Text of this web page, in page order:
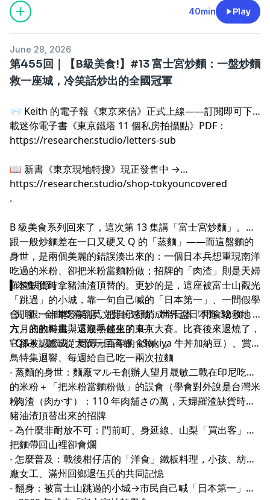
40min Play
June 28, 2026
第455回｜【B級美食!】#13 富士宮炒麵：一盤炒麵
救一座城，冷笑話炒出的全國冠軍
📨 Keith 的電子報《東京來信》正式上線——訂閱即可下
載迷你電子書《東京鐵塔 11 個私房拍攝點》PDF：
https://researcher.studio/letters-sub
.
📖 新書《東京現地特搜》現正發售中 →
https://researcher.studio/shop-tokyouncovered
.
B 級美食系列回來了，這次第 13 集講「富士宮炒麵」。它
跟一般炒麵差在一口又硬又 Q 的「蒸麵」——而這盤麵的
身世，是兩個美麗的錯誤湊出來的：一個日本兵想重現南洋
吃過的米粉、卻把米粉當麵粉做；招牌的「肉渣」則是天婦
羅渣缺貨時拿豬油渣頂替的。更妙的是，這座被富士山觀光
「跳過」的小城，靠一句自己喊的「日本第一」、一間假學
會、跟一卡車冷笑話，把自己行銷成全日本「用食物救地
方」的教科書，還順手催生了 B-1 大賽。比賽後來退燒了，
它卻被認證成「要傳一百年的食物」。
.
▍本集聊到
- 閒聊：金曲獎看到莫文蔚的感動、世界盃日本進 32 強、
六月底的颱風與還沒熱起來的東京
- Q&A：聽眾從大阪玩回高雄（Sukiya 牛丼加納豆）、賞
鳥特集迴響、每週給自己吃一兩次拉麵
- 蒸麵的身世：麵廠マルモ創辦人望月晟敏二戰在印尼吃到
的米粉＋「把米粉當麵粉做」的誤會（學會對外說是台灣米
粉）
- 肉渣（肉かす）：110 年肉舖さの萬，天婦羅渣缺貨時拿
豬油渣頂替出來的招牌
- 為什麼非耐放不可：門前町、身延線、山梨「買出客」要
把麵帶回山裡卻會爛
- 怎麼普及：戰後柑仔店的「洋食」鐵板料理，小孩、紡織
廠女工、滿州回鄉退伍兵的共同記憶
- 翻身：被富士山跳過的小城→市民自己喊「日本第一」